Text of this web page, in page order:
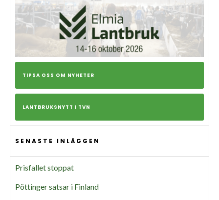
TIPSA OSS OM NYHETER
LANTBRUKSNYTT I TVN
SENASTE INLÄGGEN
Prisfallet stoppat
Pöttinger satsar i Finland